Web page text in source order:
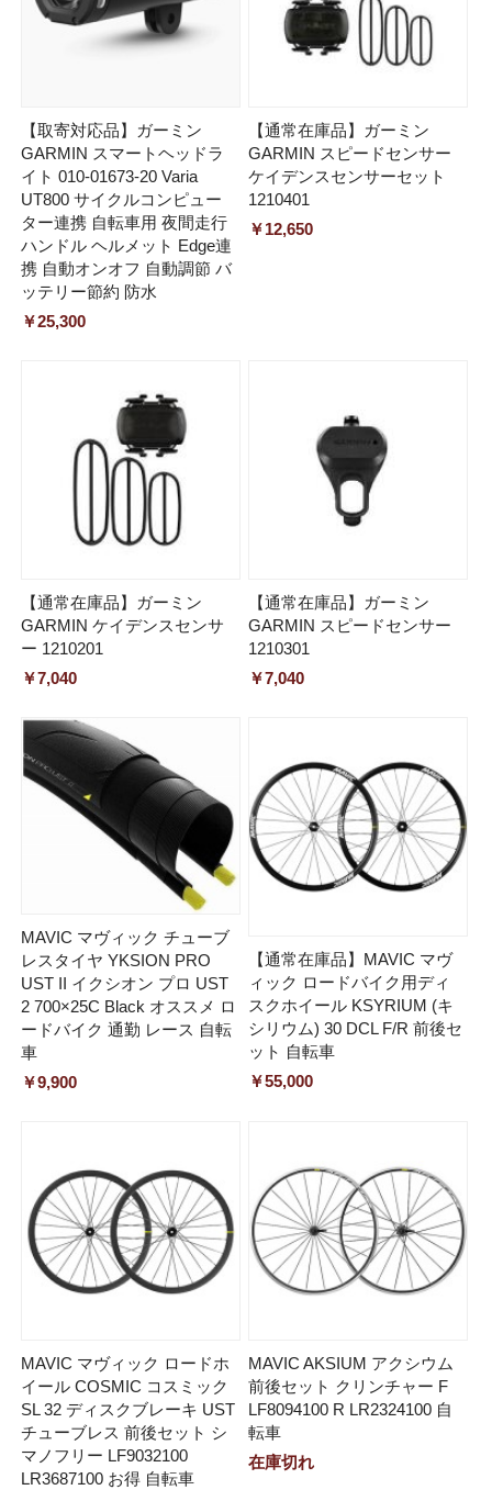
【取寄対応品】ガーミン
GARMIN スマートヘッドラ
イト 010-01673-20 Varia
UT800 サイクルコンピュー
ター連携 自転車用 夜間走行
ハンドル ヘルメット Edge連
携 自動オンオフ 自動調節 バ
ッテリー節約 防水
￥25,300
【通常在庫品】ガーミン
GARMIN スピードセンサー
ケイデンスセンサーセット
1210401
￥12,650
【通常在庫品】ガーミン
GARMIN ケイデンスセンサ
ー 1210201
￥7,040
【通常在庫品】ガーミン
GARMIN スピードセンサー
1210301
￥7,040
MAVIC マヴィック チューブ
レスタイヤ YKSION PRO
UST II イクシオン プロ UST
2 700×25C Black オススメ ロ
ードバイク 通勤 レース 自転
車
￥9,900
【通常在庫品】MAVIC マヴ
ィック ロードバイク用ディ
スクホイール KSYRIUM (キ
シリウム) 30 DCL F/R 前後セ
ット 自転車
￥55,000
MAVIC マヴィック ロードホ
イール COSMIC コスミック
SL 32 ディスクブレーキ UST
チューブレス 前後セット シ
マノフリー LF9032100
LR3687100 お得 自転車
MAVIC AKSIUM アクシウム
前後セット クリンチャー F
LF8094100 R LR2324100 自
転車
在庫切れ